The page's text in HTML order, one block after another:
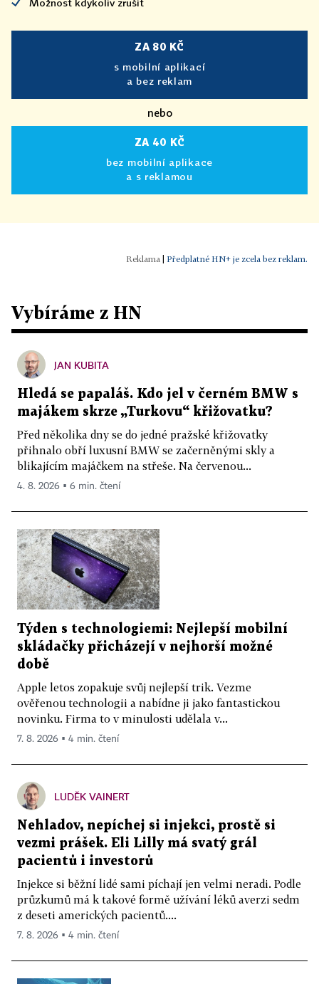
Možnost kdykoliv zrušit
ZA 80 KČ
s mobilní aplikací
a bez reklam
nebo
ZA 40 KČ
bez mobilní aplikace
a s reklamou
Předplatné HN+ je zcela bez reklam.
Vybíráme z HN
JAN KUBITA
Hledá se papaláš. Kdo jel v černém BMW s
majákem skrze „Turkovu“ křižovatku?
Před několika dny se do jedné pražské křižovatky
přihnalo obří luxusní BMW se začerněnými skly a
blikajícím majáčkem na střeše. Na červenou...
4. 8. 2026 ▪ 6 min. čtení
Týden s technologiemi: Nejlepší mobilní
skládačky přicházejí v nejhorší možné
době
Apple letos zopakuje svůj nejlepší trik. Vezme
ověřenou technologii a nabídne ji jako fantastickou
novinku. Firma to v minulosti udělala v...
7. 8. 2026 ▪ 4 min. čtení
LUDĚK VAINERT
Nehladov, nepíchej si injekci, prostě si
vezmi prášek. Eli Lilly má svatý grál
pacientů i investorů
Injekce si běžní lidé sami píchají jen velmi neradi. Podle
průzkumů má k takové formě užívání léků averzi sedm
z deseti amerických pacientů....
7. 8. 2026 ▪ 4 min. čtení